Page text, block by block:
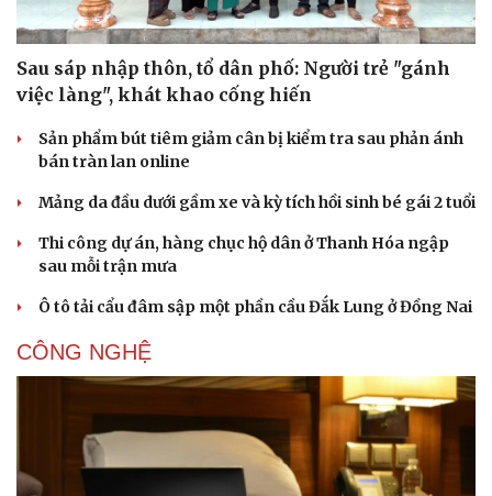
Sau sáp nhập thôn, tổ dân phố: Người trẻ "gánh
việc làng", khát khao cống hiến
Sản phẩm bút tiêm giảm cân bị kiểm tra sau phản ánh
bán tràn lan online
Mảng da đầu dưới gầm xe và kỳ tích hồi sinh bé gái 2 tuổi
Thi công dự án, hàng chục hộ dân ở Thanh Hóa ngập
sau mỗi trận mưa
Ô tô tải cẩu đâm sập một phần cầu Đắk Lung ở Đồng Nai
CÔNG NGHỆ